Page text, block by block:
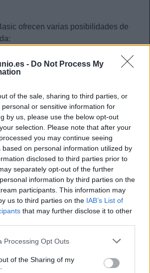
- Do Not Process My
of the sale, sharing to third parties, or
or sensitive information for
by us, please use the below opt-out
selection. Please note that after your
you may continue seeing
based on personal information utilized by
disclosed to third parties prior to
separately opt-out of the further
information by third parties on the
participants. This information may
us to third parties on the IAB’s List of
that may further disclose it to other
website/app uses one or more Google
or usage behaviour. You may click to
to Google and its third-party tags to
Processing Opt Outs
of the Sharing of my
ofrecen varias posibilidades de
su equipo y saldo y recibe 5
las ligas más pequeñas que piensan
su plantilla con previsión, similar
Por lo tanto, puede fichar un talento
2-3 años y esperar a que se convierta
20 millones
de cambio en Comunio y con el que
a jugar. Todo el mundo obtiene un
asignados al azar y 20 millones
millones
millones y sin ningún jugador. Es sin